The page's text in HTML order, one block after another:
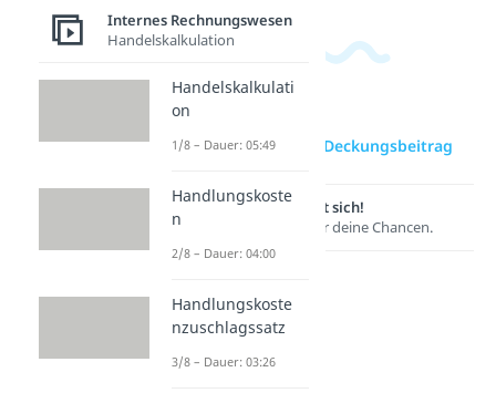
zur Videoseite: Deckungsbeitrag
Lernen lohnt sich!
Entdecke hier deine Chancen.
Internes Rechnungswesen
Handelskalkulation
Handelskalkulati
on
1/8 – Dauer: 05:49
Handlungskoste
n
2/8 – Dauer: 04:00
Handlungskoste
nzuschlagssatz
3/8 – Dauer: 03:26